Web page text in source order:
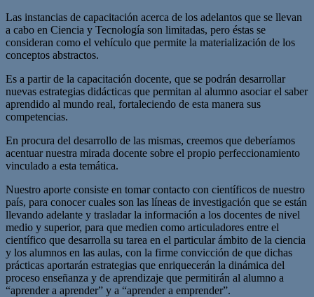
Las instancias de capacitación acerca de los adelantos que se llevan
a cabo en Ciencia y Tecnología son limitadas, pero éstas se
consideran como el vehículo que permite la materialización de los
conceptos abstractos.
Es a partir de la capacitación docente, que se podrán desarrollar
nuevas estrategias didácticas que permitan al alumno asociar el saber
aprendido al mundo real, fortaleciendo de esta manera sus
competencias.
En procura del desarrollo de las mismas, creemos que deberíamos
acentuar nuestra mirada docente sobre el propio perfeccionamiento
vinculado a esta temática.
Nuestro aporte consiste en tomar contacto con científicos de nuestro
país, para conocer cuales son las líneas de investigación que se están
llevando adelante y trasladar la información a los docentes de nivel
medio y superior, para que medien como articuladores entre el
científico que desarrolla su tarea en el particular ámbito de la ciencia
y los alumnos en las aulas, con la firme convicción de que dichas
prácticas aportarán estrategias que enriquecerán la dinámica del
proceso enseñanza y de aprendizaje que permitirán al alumno a
“aprender a aprender” y a “aprender a emprender”.